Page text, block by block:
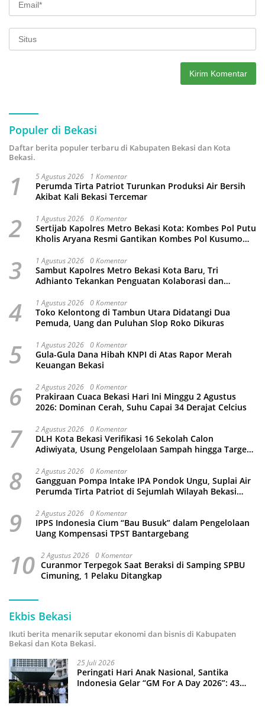
Populer di Bekasi
Daftar berita populer terbaru di Kabupaten Bekasi dan Kota
Bekasi.
1 5 Agustus 2026 1 Komentar
Perumda Tirta Patriot Turunkan Produksi Air Bersih
Akibat Kali Bekasi Tercemar
2 1 Agustus 2026 0 Komentar
Sertijab Kapolres Metro Bekasi Kota: Kombes Pol Putu
Kholis Aryana Resmi Gantikan Kombes Pol Kusumo
3 1 Agustus 2026 0 Komentar
Sambut Kapolres Metro Bekasi Kota Baru, Tri
Adhianto Tekankan Penguatan Kolaborasi dan
4 1 Agustus 2026 0 Komentar
Toko Kelontong di Tambun Utara Didatangi Dua
Pemuda, Uang dan Puluhan Slop Roko Dikuras
5 1 Agustus 2026 0 Komentar
Gula-Gula Dana Hibah KNPI di Atas Rapor Merah
Keuangan Bekasi
6 2 Agustus 2026 0 Komentar
Prakiraan Cuaca Bekasi Hari Ini Minggu 2 Agustus
2026: Dominan Cerah, Suhu Capai 34 Derajat Celcius
7 2 Agustus 2026 0 Komentar
DLH Kota Bekasi Verifikasi 16 Sekolah Calon
Adiwiyata, Usung Pengelolaan Sampah hingga Target
8 2 Agustus 2026 0 Komentar
Gangguan Pompa Intake IPA Pondok Ungu, Suplai Air
Perumda Tirta Patriot di Sejumlah Wilayah Bekasi
9 2 Agustus 2026 0 Komentar
IPPS Indonesia Cium “Bau Busuk” dalam Pengelolaan
Uang Kompensasi TPST Bantargebang
10 2 Agustus 2026 0 Komentar
Curanmor Terpegok Saat Beraksi di Samping SPBU
Cimuning, 1 Pelaku Ditangkap
Ekbis Bekasi
Ikuti berita menarik seputar ekonomi dan bisnis di Kabupaten
Bekasi dan Kota Bekasi.
25 Juli 2026
Peringati Hari Anak Nasional, Santika
Indonesia Gelar “GM For A Day 2026”: 43